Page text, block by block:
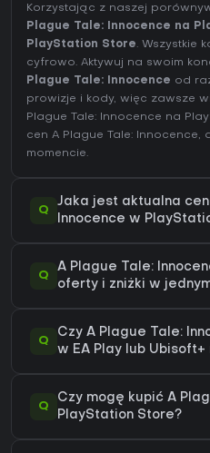
Korzystając z naszej
Plague Tale: Innocence na
PlayStation Store. Wszystkie
cyfrowo. Aktywuj na swoim
Plague Tale: Innocence od
prowizje i kody, więc zawsze
Plague Tale: Innocence na
cen A Plague Tale: Innocence,
momencie.
Q
Jaka jest aktualna
Innocence w
Q
A Plague Tale:
oferty i zniżki w
Q
Czy A Plague Tale:
w EA Play lub
Q
Czy mogę kupić A
PlayStation Store?